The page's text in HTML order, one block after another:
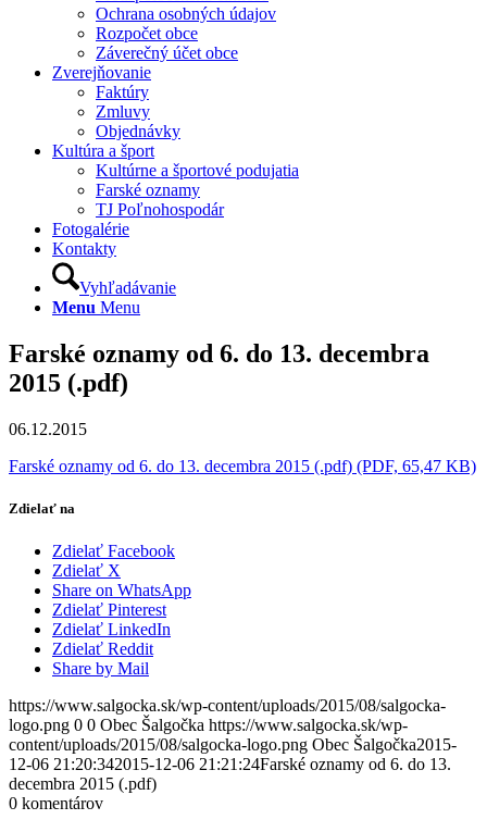
Ochrana osobných údajov
Rozpočet obce
Záverečný účet obce
Zverejňovanie
Faktúry
Zmluvy
Objednávky
Kultúra a šport
Kultúrne a športové podujatia
Farské oznamy
TJ Poľnohospodár
Fotogalérie
Kontakty
Vyhľadávanie
Menu Menu
Farské oznamy od 6. do 13. decembra
2015 (.pdf)
06.12.2015
Farské oznamy od 6. do 13. decembra 2015 (.pdf) (PDF, 65,47 KB)
Zdielať na
Zdielať Facebook
Zdielať X
Share on WhatsApp
Zdielať Pinterest
Zdielať LinkedIn
Zdielať Reddit
Share by Mail
https://www.salgocka.sk/wp-content/uploads/2015/08/salgocka-
logo.png 0 0 Obec Šalgočka https://www.salgocka.sk/wp-
content/uploads/2015/08/salgocka-logo.png Obec Šalgočka2015-
12-06 21:20:342015-12-06 21:21:24Farské oznamy od 6. do 13.
decembra 2015 (.pdf)
0 komentárov